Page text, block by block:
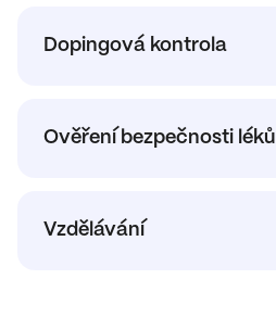
Dopingová kontrola
Ověření bezpečnosti léků
Vzdělávání